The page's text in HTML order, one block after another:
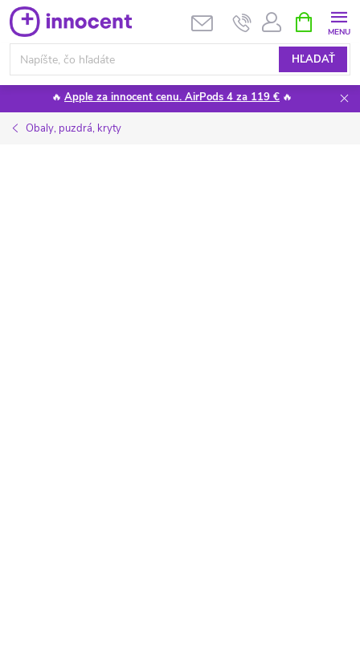
Prejsť
na
obsah
HĽADAŤ
KOŠÍK
🔥 Apple za innocent cenu. AirPods 4 za 119 € 🔥
Obaly, puzdrá, kryty